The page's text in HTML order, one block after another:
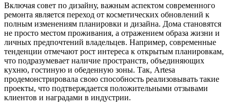
Включая совет по дизайну, важным аспектом современного
ремонта является переход от косметических обновлений к
полным изменениям планировки и дизайна. Дома становятся
не просто местом проживания, а отражением образа жизни и
личных предпочтений владельцев. Например, современные
тенденции отмечают рост интереса к открытым планировкам,
что подразумевает наличие пространств, объединяющих
кухню, гостиную и обеденную зоны. Так, Artesa
продемонстрировала свою способность реализовывать такие
проекты, что подтверждается положительными отзывами
клиентов и наградами в индустрии.